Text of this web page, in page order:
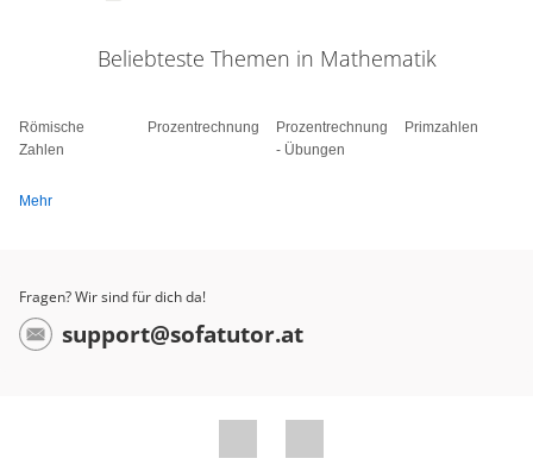
Beliebteste Themen in Mathematik
Römische
Zahlen
Prozentrechnung
Prozentrechnung
- Übungen
Primzahlen
Mehr
Fragen? Wir sind für dich da!
support@sofatutor.at